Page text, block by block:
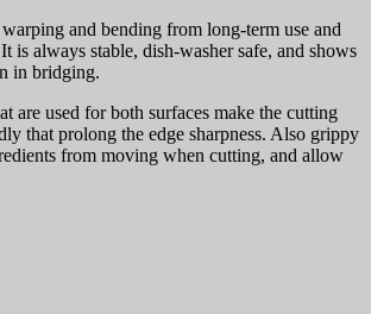
and bending from long-term use and
is always stable, dish-washer safe, and shows
in bridging.
are used for both surfaces make the cutting
that prolong the edge sharpness. Also grippy
from moving when cutting, and allow